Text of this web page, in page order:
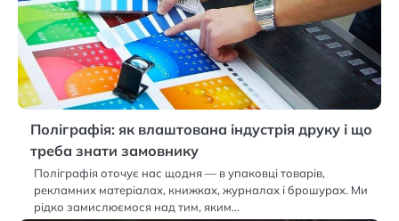
Поліграфія: як влаштована індустрія друку і що
треба знати замовнику
Поліграфія оточує нас щодня — в упаковці товарів,
рекламних матеріалах, книжках, журналах і брошурах. Ми
рідко замислюємося над тим, яким…